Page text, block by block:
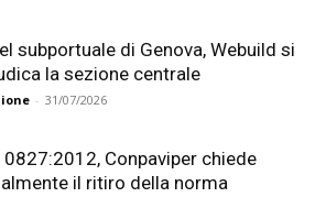
subportuale di Genova, Webuild si
la sezione centrale
- 31/07/2026
Conpaviper chiede
il ritiro della norma